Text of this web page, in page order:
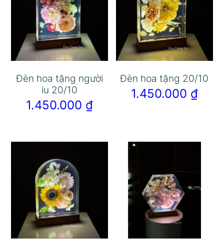
Đèn hoa tặng người
iu 20/10
1.450.000 ₫
Đèn hoa tặng 20/10
1.450.000 ₫